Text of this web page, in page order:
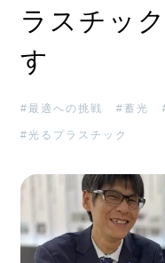
ラスチッ
す
最適への挑戦 蓄光
光るプラスチック